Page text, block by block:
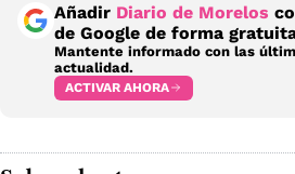
Añadir Diario de Morelos
de Google de forma
Mantente informado con las
actualidad.
ACTIVAR AHORA